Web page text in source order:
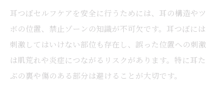
防する
耳つぼシミュレーションがリスク回避に役
立つ理由
自律神経を整える耳つぼの見つけ方が分かりや
すい
耳つぼセルフケアを安全に行うためには、耳の構造やツ
ボの位置、禁止ゾーンの知識が不可欠です。耳つぼには
刺激してはいけない部位も存在し、誤った位置への刺激
は肌荒れや炎症につながるリスクがあります。特に耳た
ぶの裏や傷のある部分は避けることが大切です。